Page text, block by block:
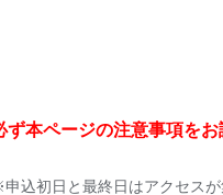
ず本ページの注意事項を
込初日と最終日はアクセスが